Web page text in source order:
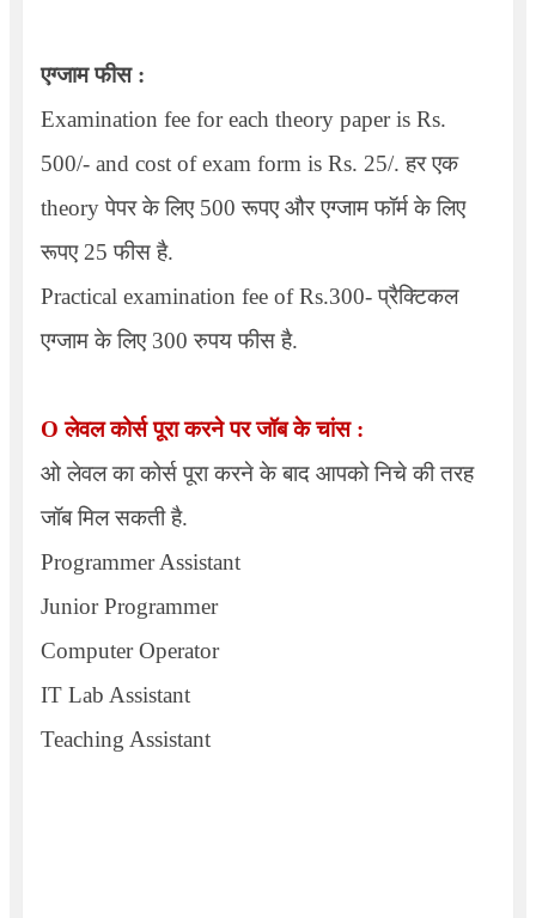
एग्जाम फीस :
Examination fee for each theory paper is Rs.
500/- and cost of exam form is Rs. 25/. हर एक
theory पेपर के लिए 500 रूपए और एग्जाम फॉर्म के लिए
रूपए 25 फीस है.
Practical examination fee of Rs.300- प्रैक्टिकल
एग्जाम के लिए 300 रुपय फीस है.
O लेवल कोर्स पूरा करने पर जॉब के चांस :
ओ लेवल का कोर्स पूरा करने के बाद आपको निचे की तरह
जॉब मिल सकती है.
Programmer Assistant
Junior Programmer
Computer Operator
IT Lab Assistant
Teaching Assistant